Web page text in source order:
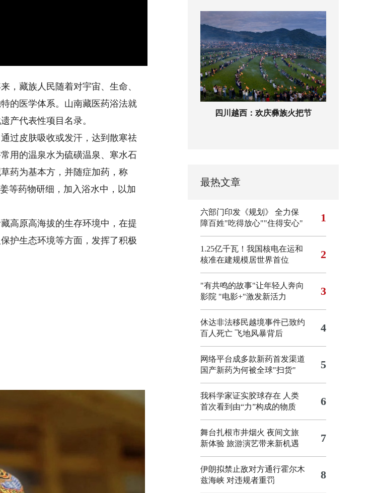
藏族人民随着对宇宙、生命、
的医学体系。山南藏医药浴法就
产代表性项目名录。
过皮肤吸收或发汗，达到散寒祛
用的温泉水为硫磺温泉、寒水石
药为基本方，并随症加药，称
等药物研细，加入浴水中，以加
高原高海拔的生存环境中，在提
护生态环境等方面，发挥了积极
四川越西：欢庆彝族火把节
最热文章
六部门印发《规划》 全力保
障百姓"吃得放心""住得安心"
1
1.25亿千瓦！我国核电在运和
核准在建规模居世界首位
2
"有共鸣的故事"让年轻人奔向
影院 "电影+"激发新活力 3
休达非法移民越境事件已致约
百人死亡 飞地风暴背后 4
网络平台成多款新药首发渠道
国产新药为何被全球"扫货"
5
我科学家证实胶球存在 人类
首次看到由“力”构成的物质
6
舞台扎根市井烟火 夜间文旅
新体验 旅游演艺带来新机遇 7
伊朗拟禁止敌对方通行霍尔木
兹海峡 对违规者重罚
8